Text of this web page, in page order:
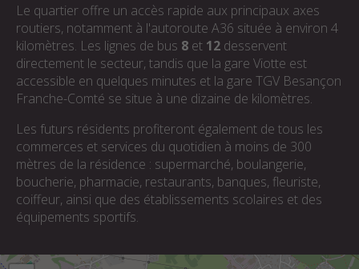
Le quartier offre un accès rapide aux principaux axes
routiers, notamment à l'autoroute A36 située à environ 4
kilomètres. Les lignes de bus 8 et 12 desservent
directement le secteur, tandis que la gare Viotte est
accessible en quelques minutes et la gare TGV Besançon
Franche-Comté se situe à une dizaine de kilomètres.
Les futurs résidents profiteront également de tous les
commerces et services du quotidien à moins de 300
mètres de la résidence : supermarché, boulangerie,
boucherie, pharmacie, restaurants, banques, fleuriste,
coiffeur, ainsi que des établissements scolaires et des
équipements sportifs.